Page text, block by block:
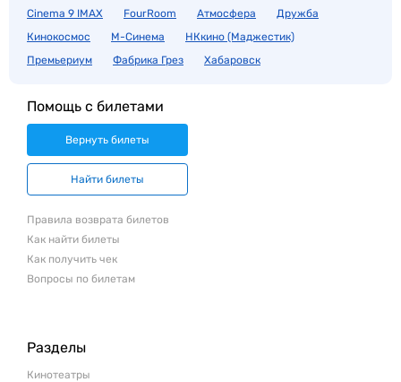
Cinema 9 IMAX FourRoom Атмосфера
Дружба
Кинокосмос
М-Синема
НКкино (Маджестик)
Премьериум
Фабрика Грез Хабаровск
Помощь с билетами
Вернуть билеты
Найти билеты
Правила возврата билетов
Как найти билеты
Как получить чек
Вопросы по билетам
Разделы
Кинотеатры